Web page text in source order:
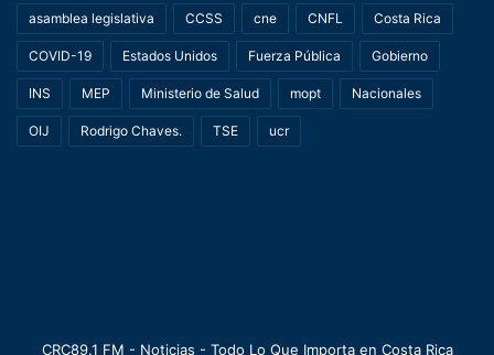
asamblea legislativa CCSS cne CNFL Costa Rica
COVID-19 Estados Unidos Fuerza Pública Gobierno
INS MEP Ministerio de Salud mopt Nacionales
OIJ Rodrigo Chaves. TSE ucr
CRC89.1 FM - Noticias - Todo Lo Que Importa en Costa Rica